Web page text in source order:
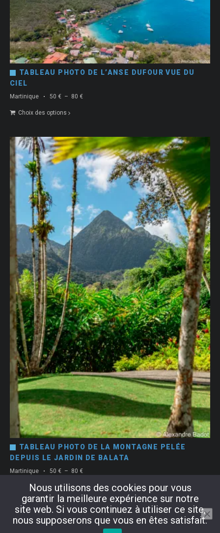
TABLEAU PHOTO DE L’ANSE DUFOUR VUE DU
CIEL
Martinique
Choix des options
50 € – 80 €Plage
80 €
TABLEAU PHOTO DE LA MONTAGNE PELÉE
DEPUIS LE JARDIN DE BALATA
Martinique
Choix des options
50 € – 80 €Plage
prix :
50 €
à
80 €
Nous utilisons des cookies pour vous
garantir la meilleure expérience sur notre
site web. Si vous continuez à utiliser ce site,
nous supposerons que vous en êtes satisfait.